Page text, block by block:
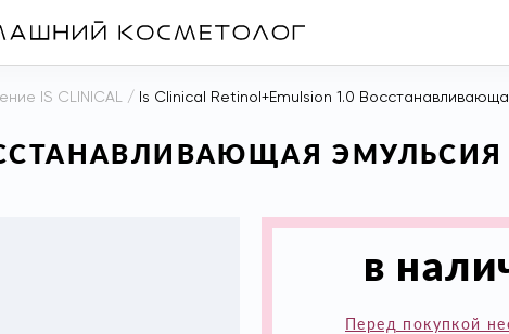
IS CLINICAL / Is Clinical Retinol+Emulsion 1.0 Восстанавливающая
ЭМУЛЬСИЯ
в
Перед покупкой